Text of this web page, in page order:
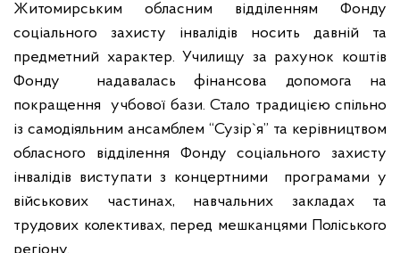
Житомирським обласним відділенням Фонду
соціального захисту інвалідів носить давній та
предметний характер. Училищу за рахунок коштів
Фонду
надавалась фінансова допомога на
покращення
учбової бази. Стало традицією спільно
із самодіяльним ансамблем “Сузір`я” та керівництвом
обласного відділення Фонду соціального захисту
інвалідів виступати з концертними
програмами у
військових частинах, навчальних закладах та
трудових колективах, перед мешканцями Поліського